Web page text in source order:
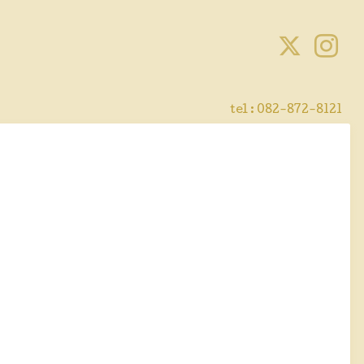
tel : 082-872-8121